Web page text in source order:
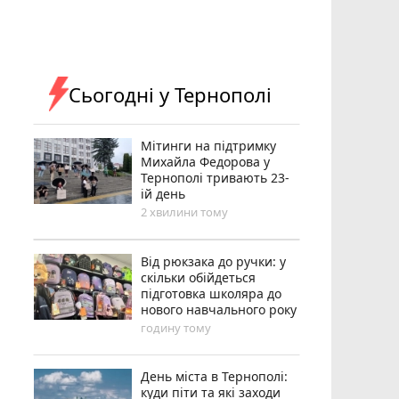
Сьогодні у Тернополі
Мітинги на підтримку
Михайла Федорова у
Тернополі тривають 23-
ій день
2 хвилини тому
Від рюкзака до ручки: у
скільки обійдеться
підготовка школяра до
нового навчального року
годину тому
День міста в Тернополі:
куди піти та які заходи